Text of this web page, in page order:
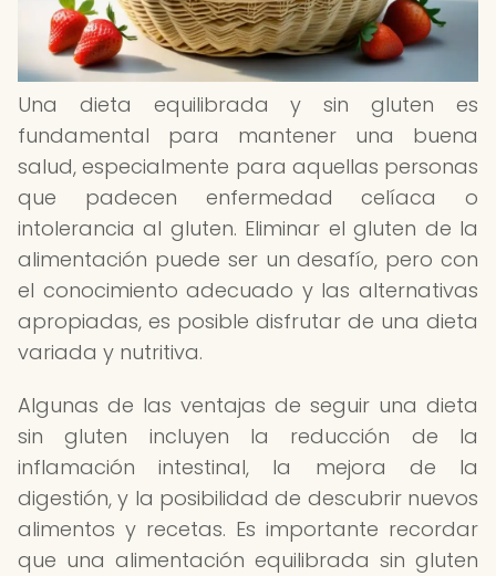
Una dieta equilibrada y sin gluten es
fundamental para mantener una buena
salud, especialmente para aquellas personas
que padecen enfermedad celíaca o
intolerancia al gluten. Eliminar el gluten de la
alimentación puede ser un desafío, pero con
el conocimiento adecuado y las alternativas
apropiadas, es posible disfrutar de una dieta
variada y nutritiva.
Algunas de las ventajas de seguir una dieta
sin gluten incluyen la reducción de la
inflamación intestinal, la mejora de la
digestión, y la posibilidad de descubrir nuevos
alimentos y recetas. Es importante recordar
que una alimentación equilibrada sin gluten